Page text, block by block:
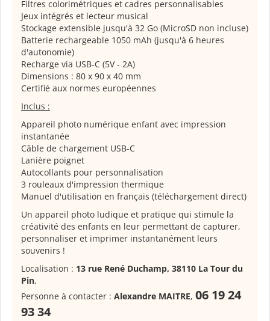
Filtres colorimétriques et cadres personnalisables
Jeux intégrés et lecteur musical
Stockage extensible jusqu'à 32 Go (MicroSD non incluse)
Batterie rechargeable 1050 mAh (jusqu'à 6 heures
d'autonomie)
Recharge via USB-C (5V - 2A)
Dimensions : 80 x 90 x 40 mm
Certifié aux normes européennes
Inclus :
Appareil photo numérique enfant avec impression
instantanée
Câble de chargement USB-C
Lanière poignet
Autocollants pour personnalisation
3 rouleaux d'impression thermique
Manuel d'utilisation en français (téléchargement direct)
Un appareil photo ludique et pratique qui stimule la
créativité des enfants en leur permettant de capturer,
personnaliser et imprimer instantanément leurs
souvenirs !
Localisation : 13 rue René Duchamp, 38110 La Tour du
Pin,
Personne à contacter : Alexandre MAITRE, 06 19 24
93 34